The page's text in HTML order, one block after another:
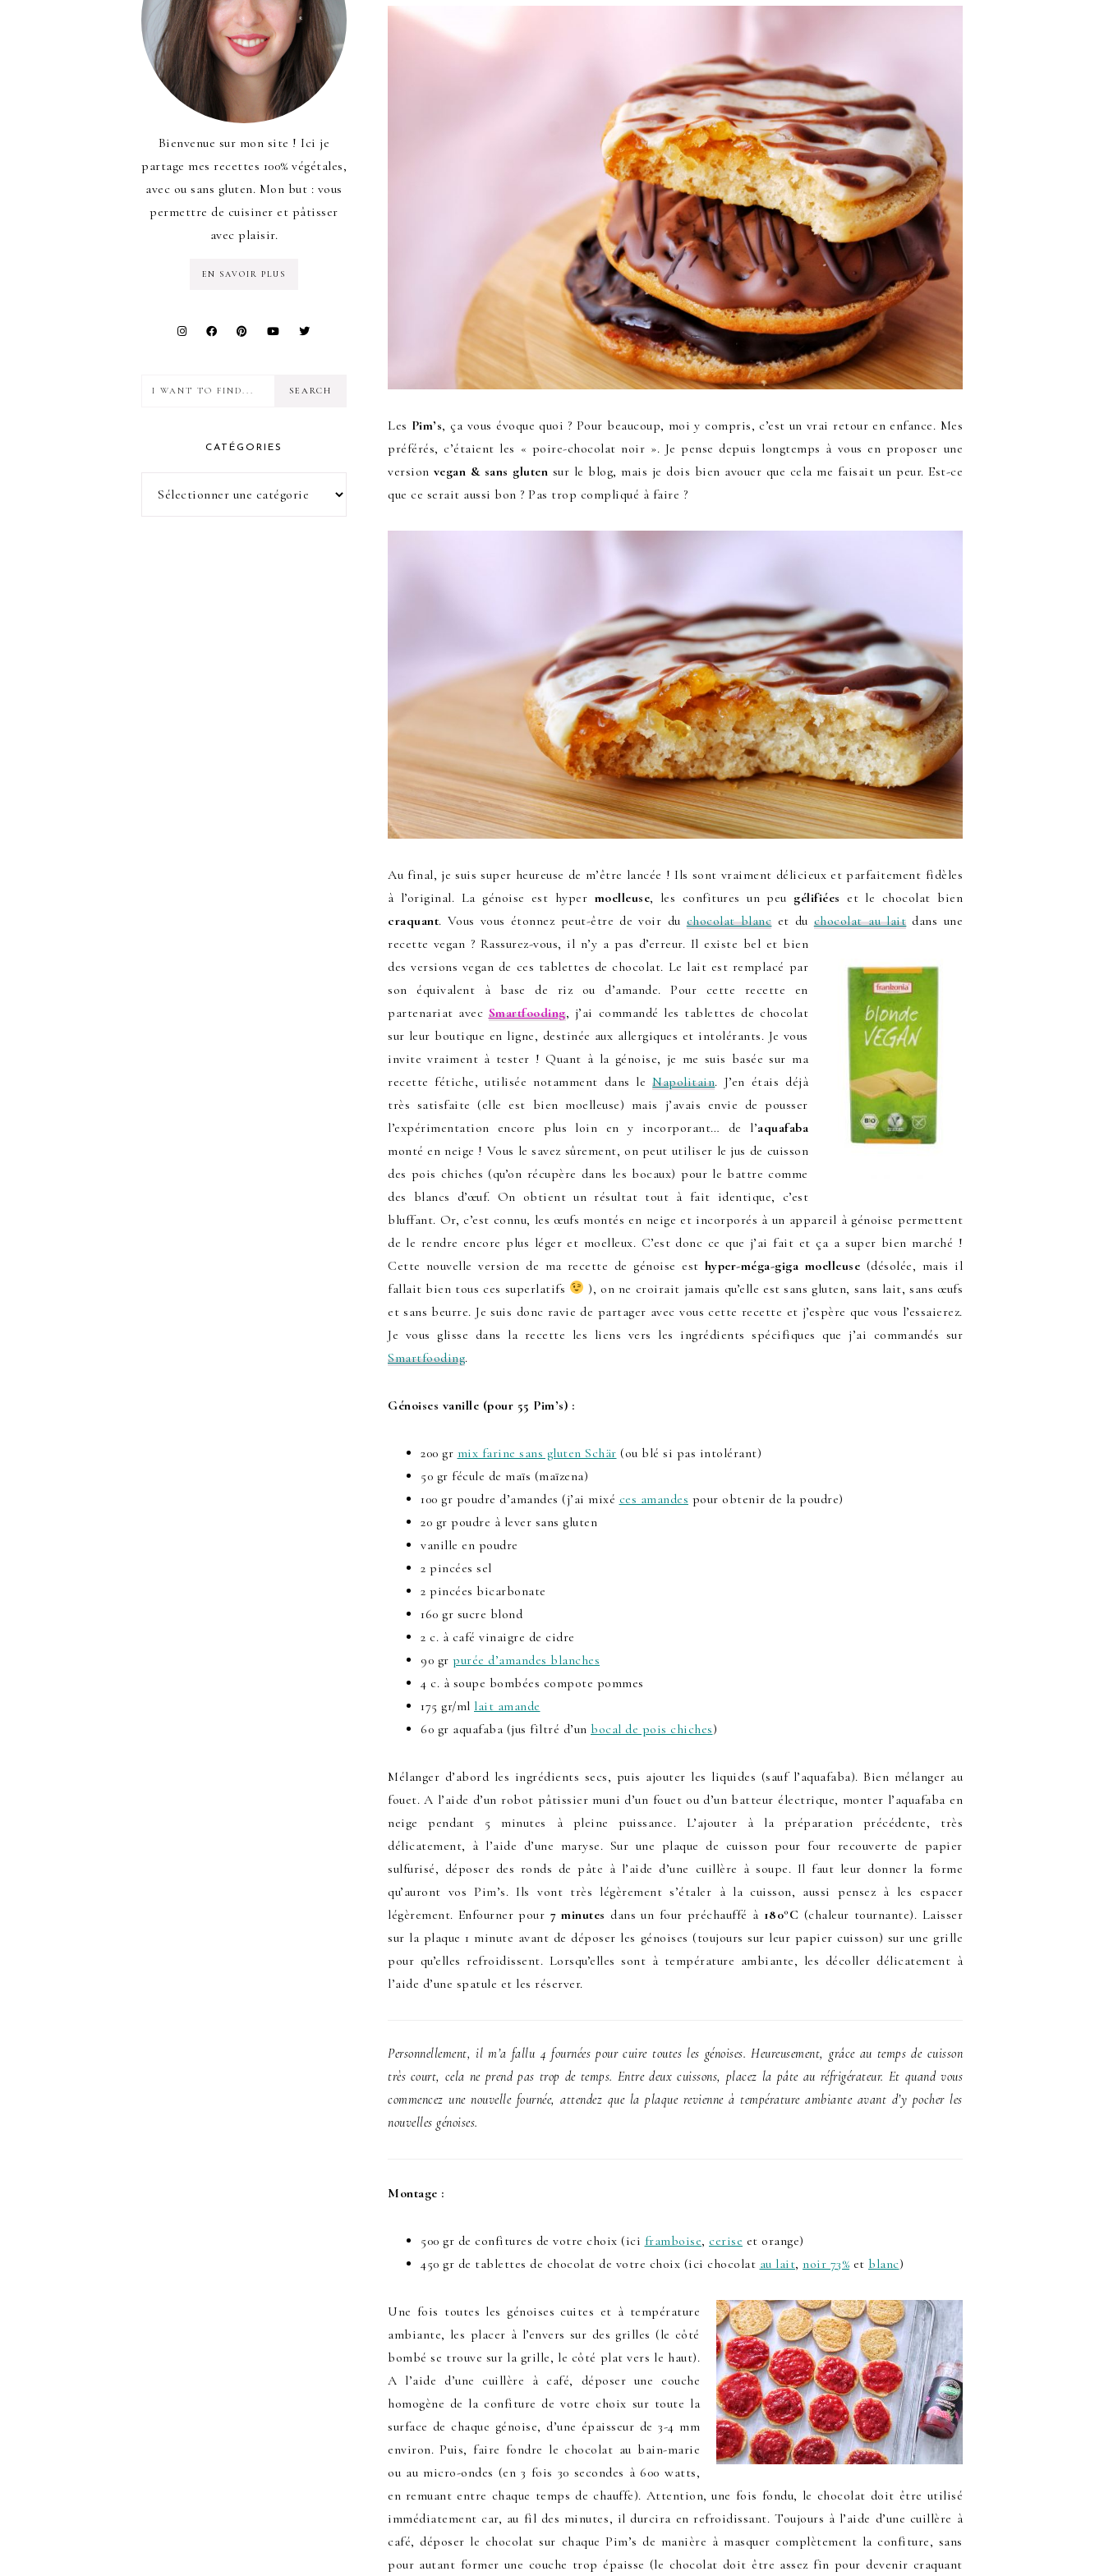
Les Pim’s, ça vous évoque quoi ? Pour beaucoup, moi y compris, c’est un vrai retour en enfance. Mes
préférés, c’étaient les « poire-chocolat noir ». Je pense depuis longtemps à vous en proposer une
version vegan & sans gluten sur le blog, mais je dois bien avouer que cela me faisait un peur. Est-ce
que ce serait aussi bon ? Pas trop compliqué à faire ?
Au final, je suis super heureuse de m’être lancée ! Ils sont vraiment délicieux et parfaitement fidèles
à l’original. La génoise est hyper moelleuse, les confitures un peu gélifiées et le chocolat bien
craquant. Vous vous étonnez peut-être de voir du chocolat blanc et du chocolat au lait dans une
recette vegan ? Rassurez-vous, il n’y a pas d’erreur. Il existe bel et bien
des versions vegan de ces tablettes de chocolat. Le lait est remplacé par
son équivalent à base de riz ou d’amande. Pour cette recette en
partenariat avec Smartfooding, j’ai commandé les tablettes de chocolat
sur leur boutique en ligne, destinée aux allergiques et intolérants. Je vous
invite vraiment à tester ! Quant à la génoise, je me suis basée sur ma
recette fétiche, utilisée notamment dans leNapolitain. J’en étais déjà
très satisfaite (elle est bien moelleuse) mais j’avais envie de pousser
l’expérimentation encore plus loin en y incorporant… de l’aquafaba
monté en neige ! Vous le savez sûrement, on peut utiliser le jus de cuisson
des pois chiches (qu’on récupère dans les bocaux) pour le battre comme
des blancs d’œuf. On obtient un résultat tout à fait identique, c’est
bluffant. Or, c’est connu, les œufs montés en neige et incorporés à un appareil à génoise permettent
de le rendre encore plus léger et moelleux. C’est donc ce que j’ai fait et ça a super bien marché !
Cette nouvelle version de ma recette de génoise est hyper-méga-giga moelleuse (désolée, mais il
fallait bien tous ces superlatifs
), on ne croirait jamais qu’elle est sans gluten, sans lait, sans œufs
et sans beurre. Je suis donc ravie de partager avec vous cette recette et j’espère que vous l’essaierez.
Je vous glisse dans la recette les liens vers les ingrédients spécifiques que j’ai commandés sur
Smartfooding.
Génoises vanille (pour 55 Pim’s) :
200 gr mix farine sans gluten Schär (ou blé si pas intolérant)
50 gr fécule de maïs (maïzena)
100 gr poudre d’amandes (j’ai mixé ces amandes pour obtenir de la poudre)
20 gr poudre à lever sans gluten
vanille en poudre
2 pincées sel
2 pincées bicarbonate
160 gr sucre blond
2 c. à café vinaigre de cidre
90 gr purée d’amandes blanches
4 c. à soupe bombées compote pommes
175 gr/ml lait amande
60 gr aquafaba (jus filtré d’un bocal de pois chiches)
Mélanger d’abord les ingrédients secs, puis ajouter les liquides (sauf l’aquafaba). Bien mélanger au
fouet. A l’aide d’un robot pâtissier muni d’un fouet ou d’un batteur électrique, monter l’aquafaba en
neige pendant 5 minutes à pleine puissance. L’ajouter à la préparation précédente, très
délicatement, à l’aide d’une maryse. Sur une plaque de cuisson pour four recouverte de papier
sulfurisé, déposer des ronds de pâte à l’aide d’une cuillère à soupe. Il faut leur donner la forme
qu’auront vos Pim’s. Ils vont très légèrement s’étaler à la cuisson, aussi pensez à les espacer
légèrement. Enfourner pour 7 minutes dans un four préchauffé à 180°C (chaleur tournante). Laisser
sur la plaque 1 minute avant de déposer les génoises (toujours sur leur papier cuisson) sur une grille
pour qu’elles refroidissent. Lorsqu’elles sont à température ambiante, les décoller délicatement à
l’aide d’une spatule et les réserver.
Personnellement, il m’a fallu 4 fournées pour cuire toutes les génoises. Heureusement, grâce au temps de cuisson
très court, cela ne prend pas trop de temps. Entre deux cuissons, placez la pâte au réfrigérateur. Et quand vous
commencez une nouvelle fournée, attendez que la plaque revienne à température ambiante avant d’y pocher les
nouvelles génoises.
Montage :
500 gr de confitures de votre choix (ici framboise, cerise et orange)
450 gr de tablettes de chocolat de votre choix (ici chocolat au lait, noir 73% et blanc)
Une fois toutes les génoises cuites et à température
ambiante, les placer à l’envers sur des grilles (le côté
bombé se trouve sur la grille, le côté plat vers le haut).
A l’aide d’une cuillère à café, déposer une couche
homogène de la confiture de votre choix sur toute la
surface de chaque génoise, d’une épaisseur de 3-4 mm
environ. Puis, faire fondre le chocolat au bain-marie
ou au micro-ondes (en 3 fois 30 secondes à 600 watts,
en remuant entre chaque temps de chauffe). Attention, une fois fondu, le chocolat doit être utilisé
immédiatement car, au fil des minutes, il durcira en refroidissant. Toujours à l’aide d’une cuillère à
café, déposer le chocolat sur chaque Pim’s de manière à masquer complètement la confiture, sans
pour autant former une couche trop épaisse (le chocolat doit être assez fin pour devenir craquant
Bienvenue sur mon site ! Ici je
partage mes recettes 100% végétales,
avec ou sans gluten. Mon but : vous
permettre de cuisiner et pâtisser
avec plaisir.
EN SAVOIR PLUS
find...
CATÉGORIES